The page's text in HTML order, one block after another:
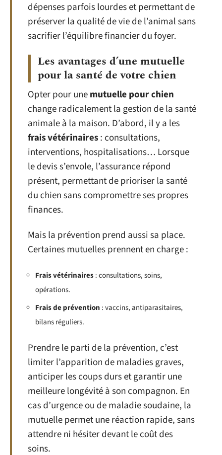
dépenses parfois lourdes et permettant de
préserver la qualité de vie de l’animal sans
sacrifier l’équilibre financier du foyer.
Les avantages d’une mutuelle
pour la santé de votre chien
Opter pour unemutuelle pour chien
change radicalement la gestion de la santé
animale à la maison. D’abord, il y a les
frais vétérinaires: consultations,
interventions, hospitalisations… Lorsque
le devis s’envole, l’assurance répond
présent, permettant de prioriser la santé
du chien sans compromettre ses propres
finances.
Mais la prévention prend aussi sa place.
Certaines mutuelles prennent en charge :
Frais vétérinaires: consultations, soins,
opérations.
Frais de prévention : vaccins, antiparasitaires,
bilans réguliers.
Prendre le parti de la prévention, c’est
limiter l’apparition de maladies graves,
anticiper les coups durs et garantir une
meilleure longévité à son compagnon. En
cas d’urgence ou de maladie soudaine, la
mutuelle permet une réaction rapide, sans
attendre ni hésiter devant le coût des
soins.